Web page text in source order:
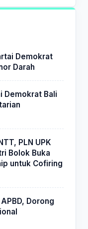
Demokrat
Darah
Demokrat Bali
PLN UPK
Bolok Buka
untuk Cofiring
Dorong